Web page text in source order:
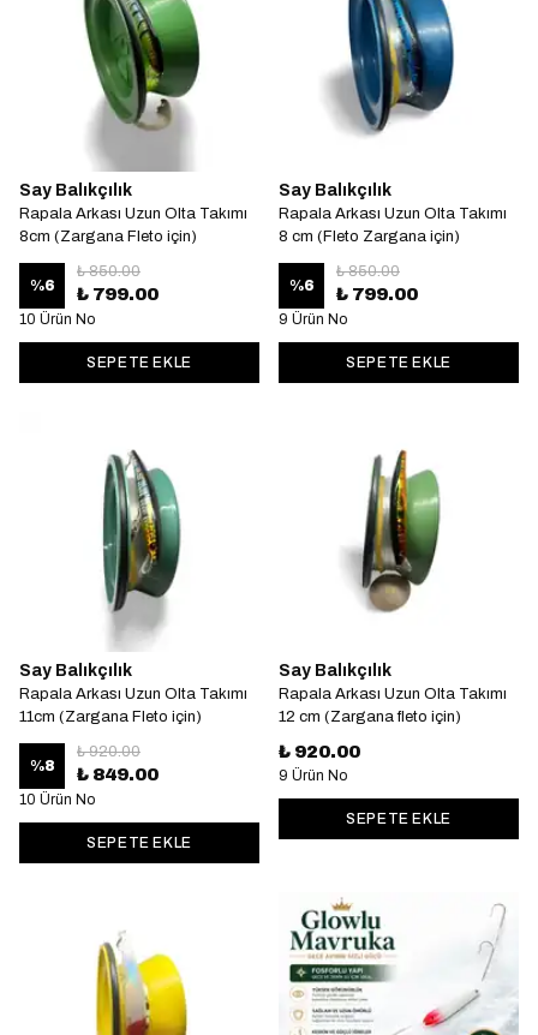
Say Balıkçılık
Rapala Arkası Uzun Olta Takımı
8cm (Zargana Fleto için)
%6
₺ 850.00
₺ 799.00
10 Ürün No
SEPETE EKLE
Say Balıkçılık
Rapala Arkası Uzun Olta Takımı
8 cm (Fleto Zargana için)
%6
₺ 850.00
₺ 799.00
9 Ürün No
SEPETE EKLE
Say Balıkçılık
Rapala Arkası Uzun Olta Takımı
11cm (Zargana Fleto için)
%8
₺ 920.00
₺ 849.00
10 Ürün No
SEPETE EKLE
Say Balıkçılık
Rapala Arkası Uzun Olta Takımı
12 cm (Zargana fleto için)
₺ 920.00
9 Ürün No
SEPETE EKLE